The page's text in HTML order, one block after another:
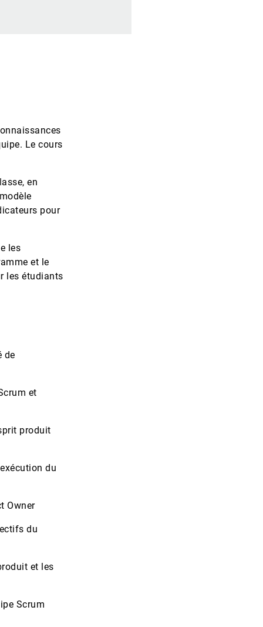
Le cours
en
pour
les
et le
les étudiants
de
et
produit
du
Owner
du
et les
Scrum